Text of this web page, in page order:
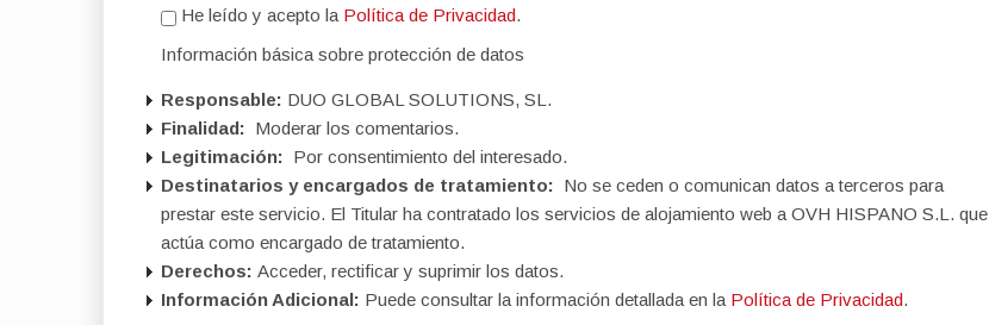
He leído y acepto la Política de Privacidad.
Información básica sobre protección de datos
Responsable: DUO GLOBAL SOLUTIONS, SL.
Finalidad: Moderar los comentarios.
Legitimación: Por consentimiento del interesado.
Destinatarios y encargados de tratamiento: No se ceden o comunican datos a terceros para
prestar este servicio. El Titular ha contratado los servicios de alojamiento web a OVH HISPANO S.L. que
actúa como encargado de tratamiento.
Derechos: Acceder, rectificar y suprimir los datos.
Información Adicional: Puede consultar la información detallada en la Política de Privacidad.